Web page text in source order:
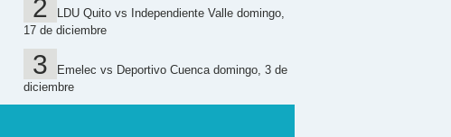
LDU Quito vs Independiente Valle domingo,
17 de diciembre
Emelec vs Deportivo Cuenca domingo, 3 de
diciembre